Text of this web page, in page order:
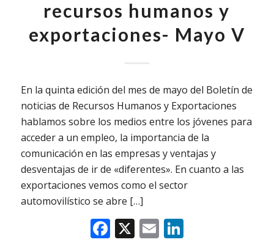
recursos humanos y
exportaciones- Mayo V
En la quinta edición del mes de mayo del Boletín de
noticias de Recursos Humanos y Exportaciones
hablamos sobre los medios entre los jóvenes para
acceder a un empleo, la importancia de la
comunicación en las empresas y ventajas y
desventajas de ir de «diferentes». En cuanto a las
exportaciones vemos como el sector
automovilístico se abre […]
Facebook
X EmailLinkedIn